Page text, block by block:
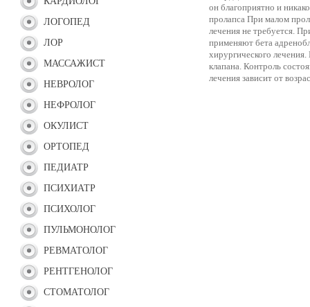
ЛОГОПЕД
ЛОР
МАССАЖИСТ
НЕВРОЛОГ
НЕФРОЛОГ
ОКУЛИСТ
ОРТОПЕД
ПЕДИАТР
ПСИХИАТР
ПСИХОЛОГ
ПУЛЬМОНОЛОГ
РЕВМАТОЛОГ
РЕНТГЕНОЛОГ
СТОМАТОЛОГ
он благоприятно и
пролапса При малом
лечения не требуется.
применяют бета
хирургического
клапана. Контроль
лечения зависит от